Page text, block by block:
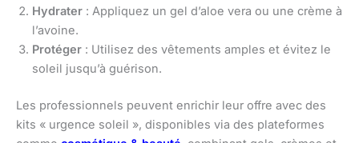
Hydrater : Appliquez un gel d’aloe vera ou une crème à
l’avoine.
Protéger : Utilisez des vêtements amples et évitez le
soleil jusqu’à guérison.
Les professionnels peuvent enrichir leur offre avec des
kits « urgence soleil », disponibles via des plateformes